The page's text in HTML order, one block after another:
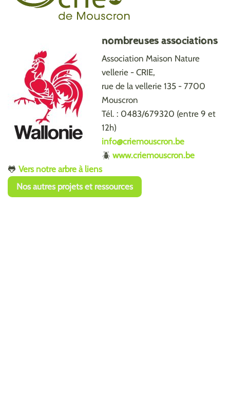
nombreuses associations
Association Maison Nature
vellerie - CRIE,
rue de la vellerie 135 - 7700
Mouscron
Tél. : 0483/679320 (entre 9 et
12h)
info@criemouscron.be
🪲 www.criemouscron.be
🐸 Vers notre arbre à liens
Nos autres projets et ressources